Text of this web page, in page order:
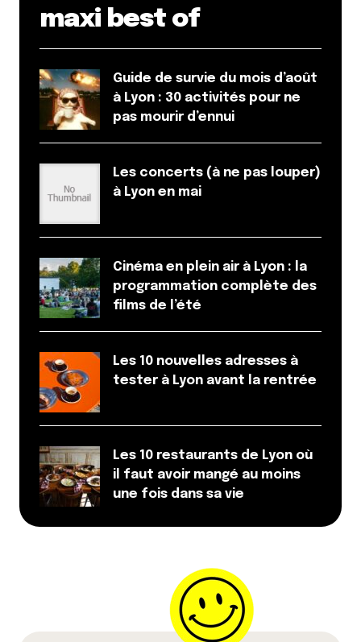
maxi best of
Guide de survie du mois d’août
à Lyon : 30 activités pour ne
pas mourir d’ennui
Les concerts (à ne pas louper)
à Lyon en mai
Cinéma en plein air à Lyon : la
programmation complète des
films de l’été
Les 10 nouvelles adresses à
tester à Lyon avant la rentrée
Les 10 restaurants de Lyon où
il faut avoir mangé au moins
une fois dans sa vie